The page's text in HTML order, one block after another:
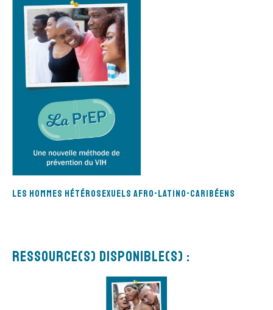
Les hommes hétérosexuels afro-latino-caribéens
Ressource(s) disponible(s) :